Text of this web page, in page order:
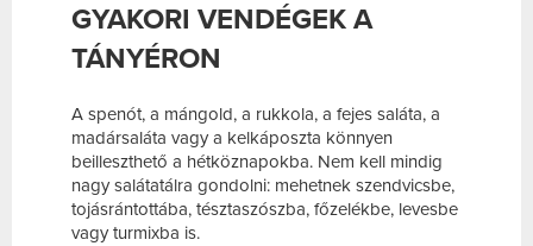
GYAKORI VENDÉGEK A
TÁNYÉRON
A spenót, a mángold, a rukkola, a fejes saláta, a
madársaláta vagy a kelkáposzta könnyen
beilleszthető a hétköznapokba. Nem kell mindig
nagy salátatálra gondolni: mehetnek szendvicsbe,
tojásrántottába, tésztaszószba, főzelékbe, levesbe
vagy turmixba is.